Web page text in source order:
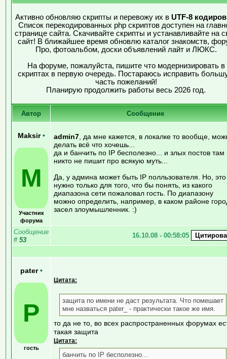
Активно обновляю скрипты и перевожу их в UTF-8
Список перекодированных php скриптов доступен на
странице сайта. Скачивайте скрипты и устанавливайте на
сайт! В ближайшее время обновлю каталог знакомств,
Про, фотоальбом, доски объявлений лайт и ЛЮКС.
На форуме, пожалуйста, пишите что модернизировать в
скриптах в первую очередь. Постараюсь исправить
часть пожеланий!
Планирую продолжить работы весь 2026 год.
Автор Сообщение
Maksir •
M
Участник
форума
admin7 , да мне кажется, в локалке то вообще,
делать всё что хочешь...
да и банчить по IP бесполезно... и злых постов там
никто не пишит про всякую муть...
Да, у админа может быть IP полльзователя. Но, это
нужно только для того, что бы понять, из какого
диапазона сети пожаловал гость. По диапазону
можно определить, например, в каком районе
засел злоумышленник. :)
Сообщение
# 53
16.10.08 - 00:58:05
pater •
P
гость
Цитата:
защита по имени не даст результата. Что помешает
мне назваться pater_ - практически такое же имя.
то да не то, во всех распространенных форумах
такая защита
Цитата:
банчить по IP бесполезно...